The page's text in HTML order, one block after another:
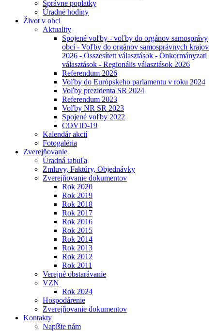
Správne poplatky
Úradné hodiny
Život v obci
Aktuality
Spojené voľby - voľby do orgánov samosprávy
obcí - Voľby do orgánov samosprávnych krajov
2026 - Összesített választások - Önkormányzati
választások - Regionális választások 2026
Referendum 2026
Voľby do Európskeho parlamentu v roku 2024
Voľby prezidenta SR 2024
Referendum 2023
Voľby NR SR 2023
Spojené voľby 2022
COVID-19
Kalendár akcií
Fotogaléria
Zverejňovanie
Úradná tabuľa
Zmluvy, Faktúry, Objednávky
Zverejňovanie dokumentov
Rok 2020
Rok 2019
Rok 2018
Rok 2017
Rok 2016
Rok 2015
Rok 2014
Rok 2013
Rok 2012
Rok 2011
Verejné obstarávanie
VZN
Rok 2024
Hospodárenie
Zverejňovanie dokumentov
Kontakty
Napíšte nám